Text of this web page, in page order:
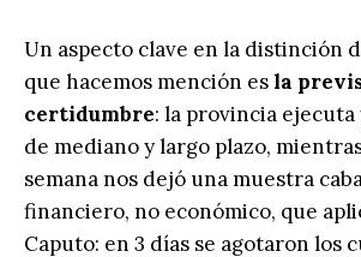
Un aspecto clave en la distinción
que hacemos mención esla
certidumbre: la provincia
de mediano y largo plazo,
semana nos dejó una muestra
financiero, no económico, que
Caputo: en 3 días se agotaron los